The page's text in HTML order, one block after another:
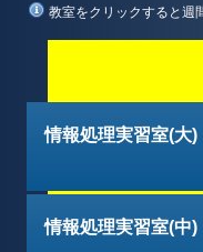
教室をクリックすると週
情報処理実習室(大)
情報処理実習室(中)